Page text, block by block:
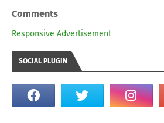
Comments
Responsive Advertisement
SOCIAL PLUGIN